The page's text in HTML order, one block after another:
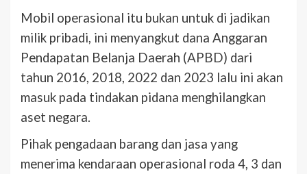
Mobil operasional itu bukan untuk di jadikan
milik pribadi, ini menyangkut dana Anggaran
Pendapatan Belanja Daerah (APBD) dari
tahun 2016, 2018, 2022 dan 2023 lalu ini akan
masuk pada tindakan pidana menghilangkan
aset negara.
Pihak pengadaan barang dan jasa yang
menerima kendaraan operasional roda 4, 3 dan